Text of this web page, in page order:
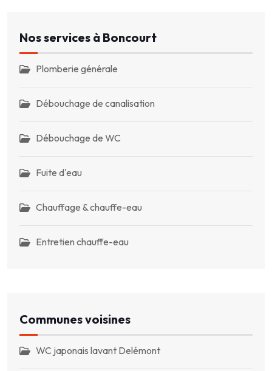
Nos services à Boncourt
Plomberie générale
Débouchage de canalisation
Débouchage de WC
Fuite d'eau
Chauffage & chauffe-eau
Entretien chauffe-eau
Communes voisines
WC japonais lavant Delémont